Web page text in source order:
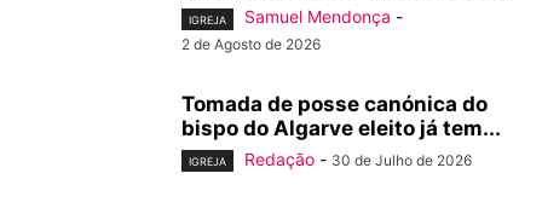
IGREJA Samuel Mendonça -
2 de Agosto de 2026
Tomada de posse canónica do
bispo do Algarve eleito já tem...
IGREJA Redação - 30 de Julho de 2026